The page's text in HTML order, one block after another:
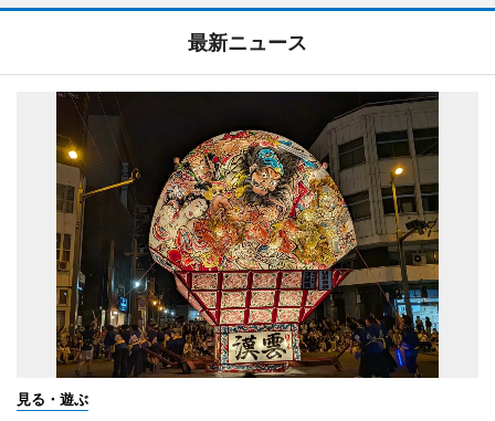
最新ニュース
見る・遊ぶ